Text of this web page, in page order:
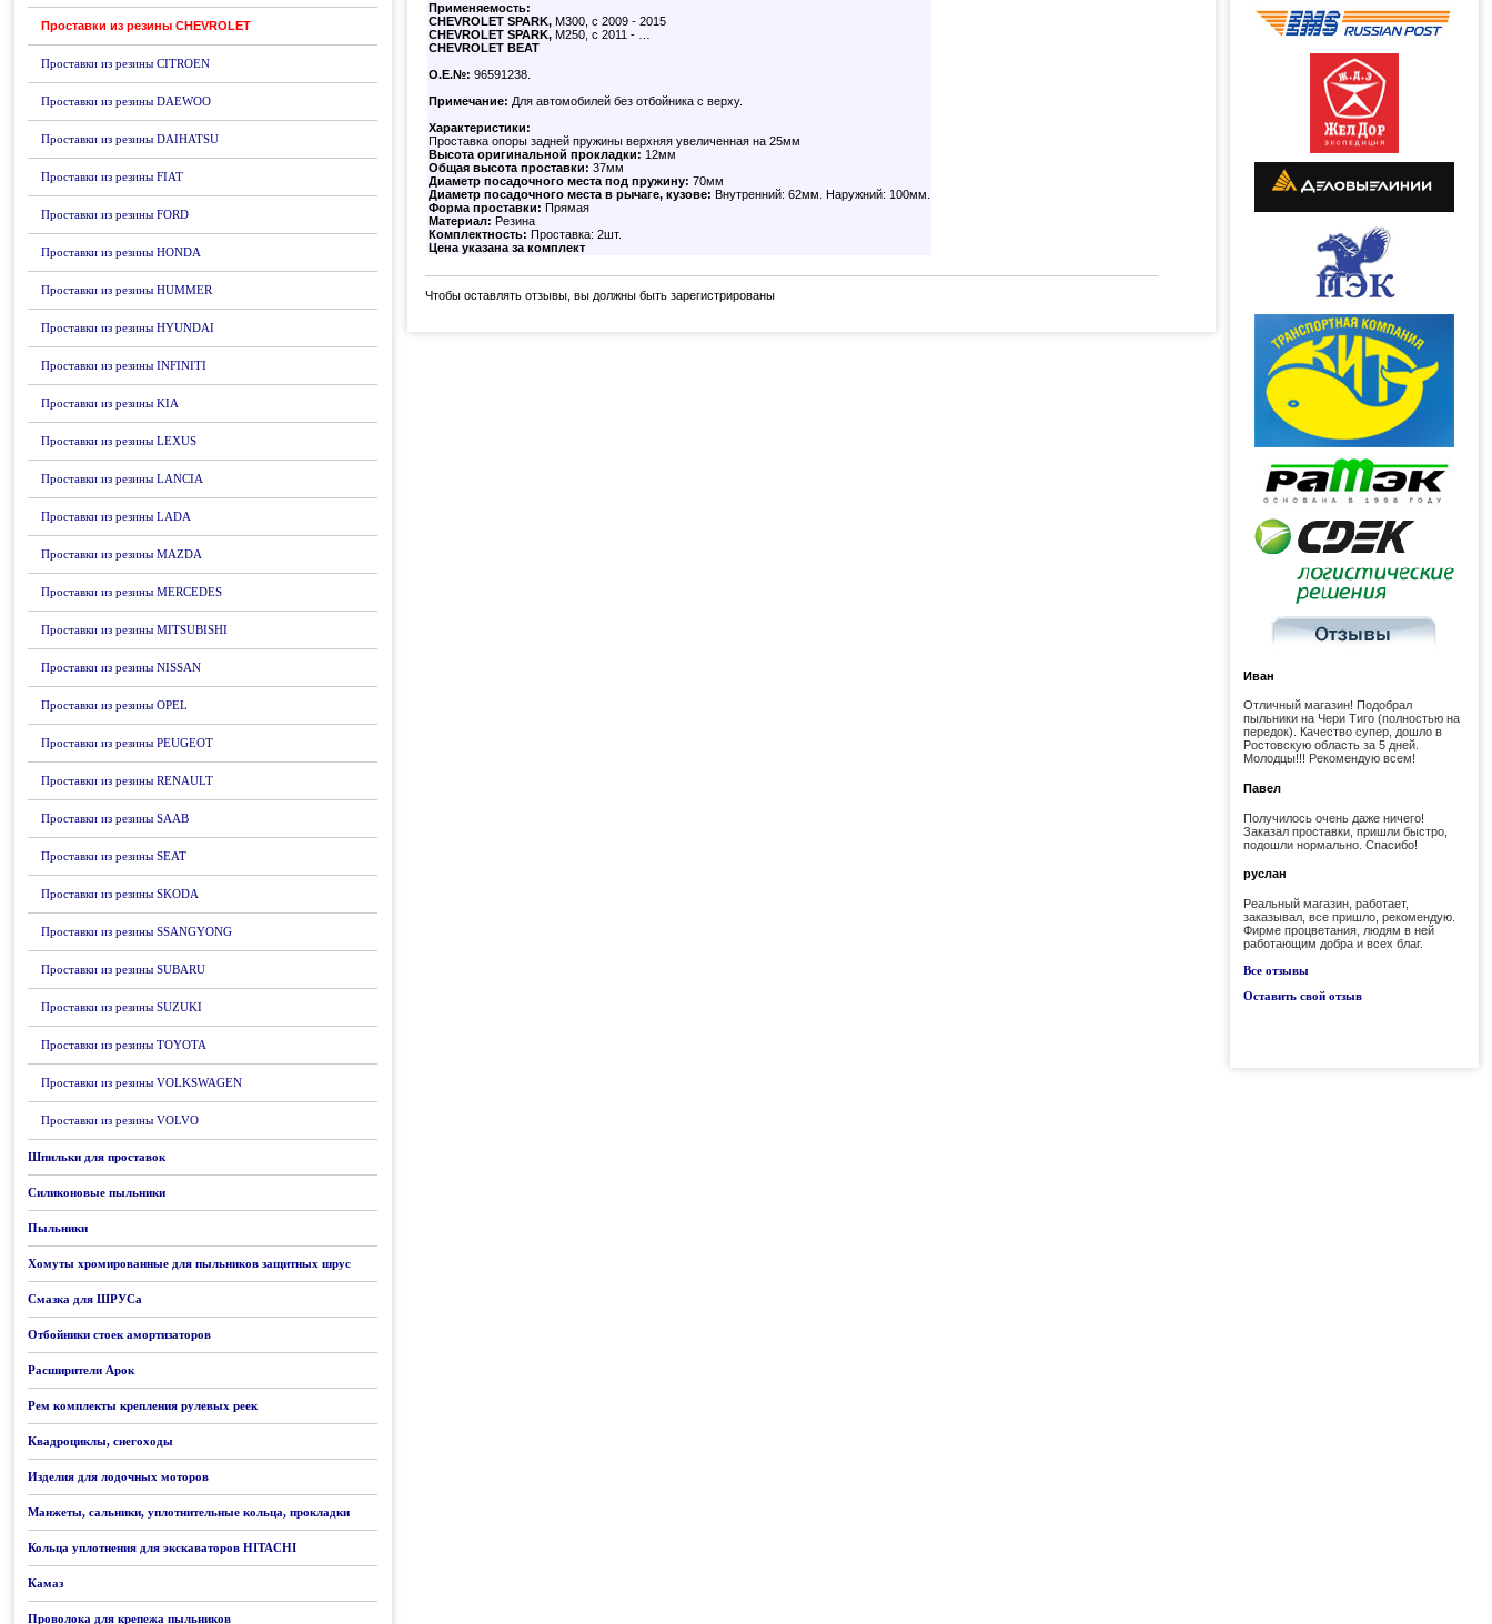
Проставки из резины CHEVROLET
Проставки из резины CITROEN
Проставки из резины DAEWOO
Проставки из резины DAIHATSU
Проставки из резины FIAT
Проставки из резины FORD
Проставки из резины HONDA
Проставки из резины HUMMER
Проставки из резины HYUNDAI
Проставки из резины INFINITI
Проставки из резины KIA
Проставки из резины LEXUS
Проставки из резины LANCIA
Проставки из резины LADA
Проставки из резины MAZDA
Проставки из резины MERCEDES
Проставки из резины MITSUBISHI
Проставки из резины NISSAN
Проставки из резины OPEL
Проставки из резины PEUGEOT
Проставки из резины RENAULT
Проставки из резины SAAB
Проставки из резины SEAT
Проставки из резины SKODA
Проставки из резины SSANGYONG
Проставки из резины SUBARU
Проставки из резины SUZUKI
Проставки из резины TOYOTA
Проставки из резины VOLKSWAGEN
Проставки из резины VOLVO
Шпильки для проставок
Силиконовые пыльники
Пыльники
Хомуты хромированные для пыльников защитных шрус
Смазка для ШРУСа
Отбойники стоек амортизаторов
Расширители Арок
Рем комплекты крепления рулевых реек
Квадроциклы, снегоходы
Изделия для лодочных моторов
Манжеты, сальники, уплотнительные кольца, прокладки
Кольца уплотнения для экскаваторов HITACHI
Камаз
Проволока для крепежа пыльников
Применяемость:
CHEVROLET SPARK, M300, с 2009 - 2015
CHEVROLET SPARK, M250, с 2011 - …
CHEVROLET BEAT
О.Е.№: 96591238.
Примечание: Для автомобилей без отбойника с верху.
Характеристики:
Проставка опоры задней пружины верхняя увеличенная на 25мм
Высота оригинальной прокладки: 12мм
Общая высота проставки: 37мм
Диаметр посадочного места под пружину: 70мм
Диаметр посадочного места в рычаге, кузове: Внутренний: 62мм. Наружний: 100мм.
Форма проставки: Прямая
Материал: Резина
Комплектность: Проставка: 2шт.
Цена указана за комплект
Чтобы оставлять отзывы, вы должны быть зарегистрированы
Иван
Отличный магазин! Подобрал
пыльники на Чери Тиго (полностью на
передок). Качество супер, дошло в
Ростовскую область за 5 дней.
Молодцы!!! Рекомендую всем!
Павел
Получилось очень даже ничего!
Заказал проставки, пришли быстро,
подошли нормально. Спасибо!
руслан
Реальный магазин, работает,
заказывал, все пришло, рекомендую.
Фирме процветания, людям в ней
работающим добра и всех благ.
Все отзывы
Оставить свой отзыв